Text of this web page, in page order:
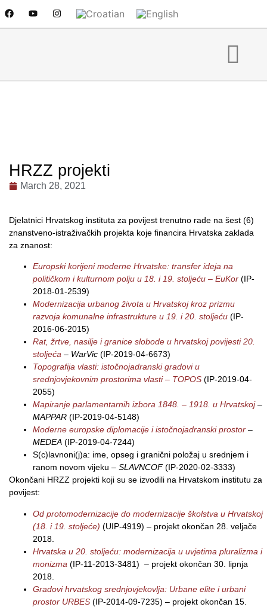
HRZZ projekti
March 28, 2021
Djelatnici Hrvatskog instituta za povijest trenutno rade na šest (6)
znanstveno-istraživačkih projekta koje financira Hrvatska zaklada
za znanost:
Europski korijeni moderne Hrvatske: transfer ideja na
političkom i kulturnom polju u 18. i 19. stoljeću – EuKor (IP-
2018-01-2539)
Modernizacija urbanog života u Hrvatskoj kroz prizmu
razvoja komunalne infrastrukture u 19. i 20. stoljeću (IP-
2016-06-2015)
Rat, žrtve, nasilje i granice slobode u hrvatskoj povijesti 20.
stoljeća – WarVic (IP-2019-04-6673)
Topografija vlasti: istočnojadranski gradovi u
srednjovjekovnim prostorima vlasti – TOPOS (IP-2019-04-
2055)
Mapiranje parlamentarnih izbora 1848. – 1918. u Hrvatskoj–
MAPPAR (IP-2019-04-5148)
Moderne europske diplomacije i istočnojadranski prostor –
MEDEA (IP-2019-04-7244)
S(c)lavnoni(j)a: ime, opseg i granični položaj u srednjem i
ranom novom vijeku – SLAVNCOF(IP-2020-02-3333)
Okončani HRZZ projekti koji su se izvodili na Hrvatskom institutu za
povijest:
Od protomodernizacije do modernizacije školstva u Hrvatskoj
(18. i 19. stoljeće) (UIP-4919) – projekt okončan 28. veljače
2018.
Hrvatska u 20. stoljeću: modernizacija u uvjetima pluralizma i
monizma (IP-11-2013-3481) – projekt okončan 30. lipnja
2018.
Gradovi hrvatskog srednjovjekovlja: Urbane elite i urbani
prostor URBES (IP-2014-09-7235) – projekt okončan 15.